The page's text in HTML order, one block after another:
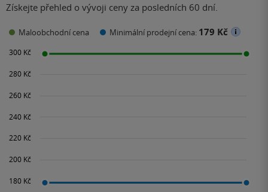
Získejte přehled o vývoji ceny za posledních 60 dní.
Maloobchodní cena Minimální prodejní cena: 179 Kč